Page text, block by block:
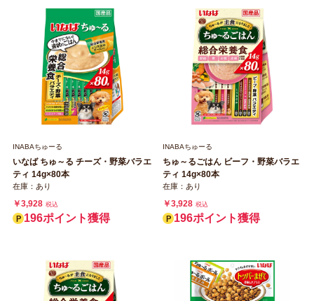
INABAちゅーる
いなば ちゅ～る チーズ・野菜バラエ
ティ 14g×80本
在庫：あり
￥3,928 税込
196ポイント獲得
INABAちゅーる
ちゅ～るごはん ビーフ・野菜バラエ
ティ 14g×80本
在庫：あり
￥3,928 税込
196ポイント獲得